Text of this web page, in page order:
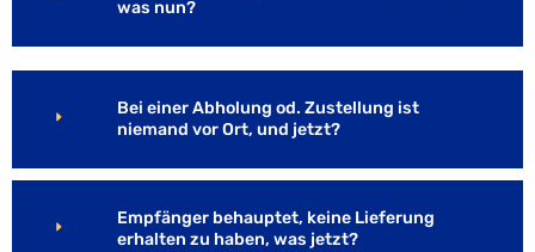
was nun?
Bei einer Abholung od. Zustellung ist
niemand vor Ort, und jetzt?
Empfänger behauptet, keine Lieferung
erhalten zu haben, was jetzt?